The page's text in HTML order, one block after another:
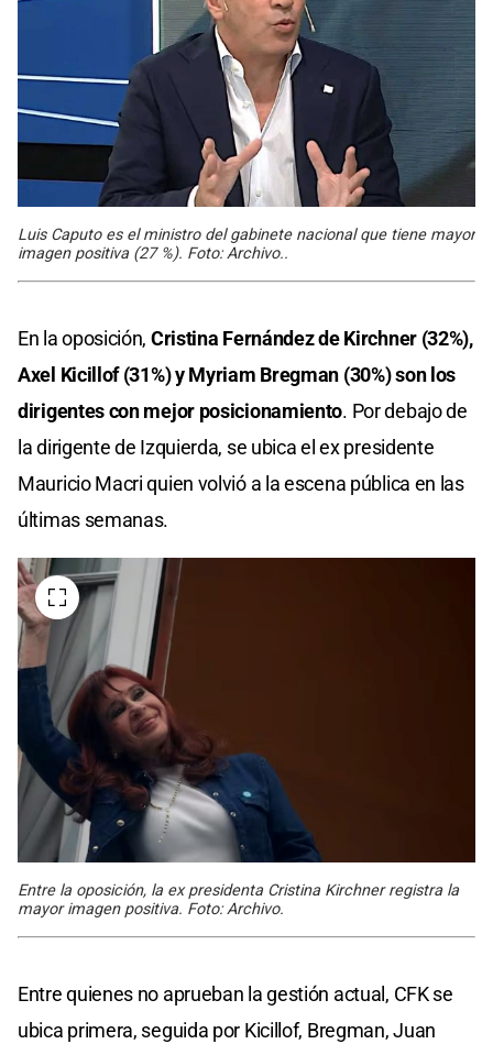
Luis Caputo es el ministro del gabinete nacional que tiene mayor
imagen positiva (27 %). Foto: Archivo..
En la oposición, Cristina Fernández de Kirchner (32%),
Axel Kicillof (31%) y Myriam Bregman (30%) son los
dirigentes con mejor posicionamiento. Por debajo de
la dirigente de Izquierda, se ubica el ex presidente
Mauricio Macri quien volvió a la escena pública en las
últimas semanas.
Entre la oposición, la ex presidenta Cristina Kirchner registra la
mayor imagen positiva. Foto: Archivo.
Entre quienes no aprueban la gestión actual, CFK se
ubica primera, seguida por Kicillof, Bregman, Juan